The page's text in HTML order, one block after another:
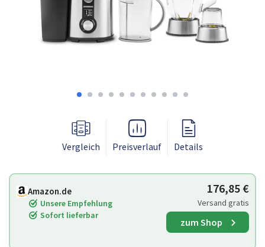
Vergleich Preisverlauf Details
Amazon.de
Unsere Empfehlung
Sofort lieferbar
176,85 €
Versand gratis
zum Shop